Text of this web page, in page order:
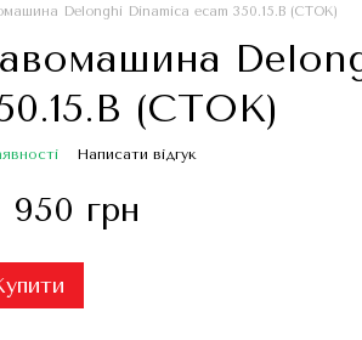
Delonghi Dinamica ecam 350.15.B (СТОК)
(СТОК)
Написати відгук
950 грн